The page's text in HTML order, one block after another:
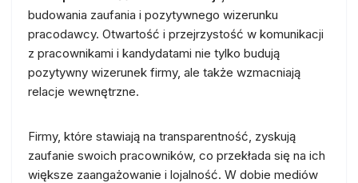
budowania zaufania i pozytywnego wizerunku
pracodawcy. Otwartość i przejrzystość w komunikacji
z pracownikami i kandydatami nie tylko budują
pozytywny wizerunek firmy, ale także wzmacniają
relacje wewnętrzne.
Firmy, które stawiają na transparentność, zyskują
zaufanie swoich pracowników, co przekłada się na ich
większe zaangażowanie i lojalność. W dobie mediów